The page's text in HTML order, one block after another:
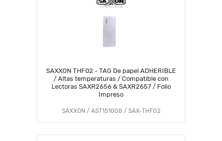
SAXXON THF02 - TAG De papel ADHERIBLE
/ Altas temperaturas / Compatible con
Lectoras SAXR2656 & SAXR2657 / Folio
Impreso
SAXXON / AST151008 / SAX-THF02